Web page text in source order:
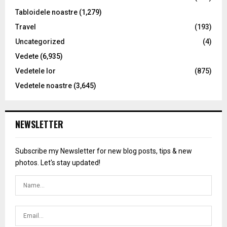
Tabloidele noastre (1,279)
Travel
(193)
Uncategorized
(4)
Vedete (6,935)
Vedetele lor
(875)
Vedetele noastre (3,645)
NEWSLETTER
Subscribe my Newsletter for new blog posts, tips & new
photos. Let's stay updated!